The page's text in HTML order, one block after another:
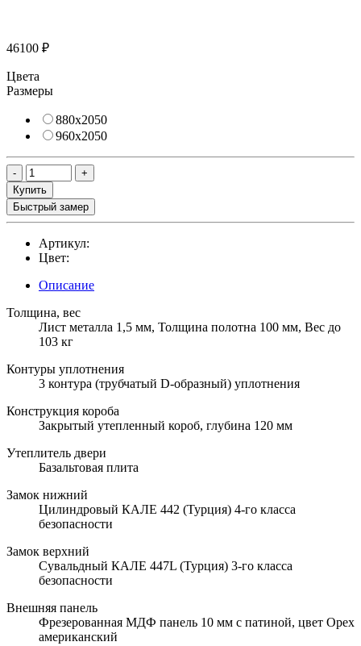
46100 ₽
Цвета
Размеры
880х2050
960х2050
Купить
Быстрый замер
Артикул:
Цвет:
Описание
Толщина, вес
Лист металла 1,5 мм, Толщина полотна 100 мм, Вес до
103 кг
Контуры уплотнения
3 контура (трубчатый D-образный) уплотнения
Конструкция короба
Закрытый утепленный короб, глубина 120 мм
Утеплитель двери
Базальтовая плита
Замок нижний
Цилиндровый КАЛЕ 442 (Турция) 4-го класса
безопасности
Замок верхний
Сувальдный КАЛЕ 447L (Турция) 3-го класса
безопасности
Внешняя панель
Фрезерованная МДФ панель 10 мм с патиной, цвет Орех
американский